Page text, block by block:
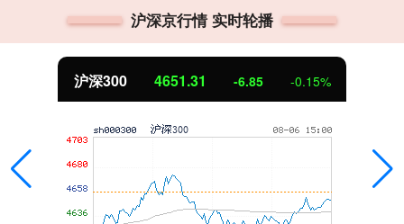
沪深京行情 实时轮播
沪深300 4651.31 -6.85 -0.15%